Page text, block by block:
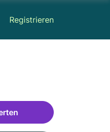
Registrieren